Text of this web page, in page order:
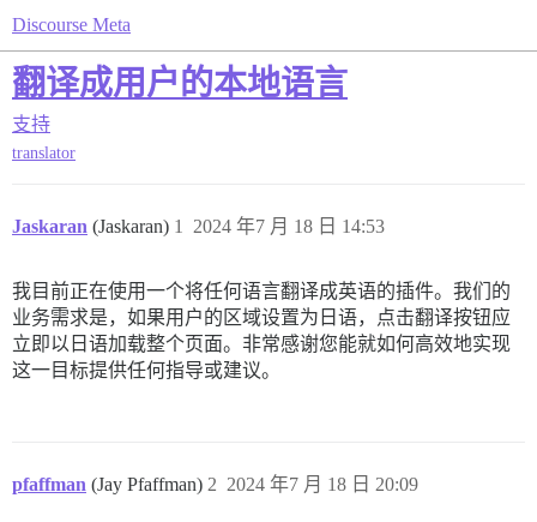
Discourse Meta
翻译成用户的本地语言
支持
translator
Jaskaran (Jaskaran) 2024 年7 月 18 日 14:53
1
我目前正在使用一个将任何语言翻译成英语的插件。我们的
业务需求是，如果用户的区域设置为日语，点击翻译按钮应
立即以日语加载整个页面。非常感谢您能就如何高效地实现
这一目标提供任何指导或建议。
pfaffman (Jay Pfaffman) 2024 年7 月 18 日 20:09
2